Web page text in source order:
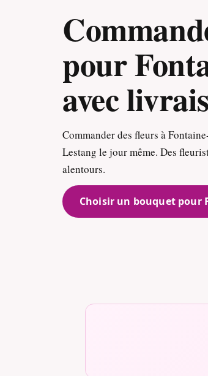
pour
avec
Commander des fleurs à
Lestang le jour même. Des
alentours.
Choisir un bouquet pour